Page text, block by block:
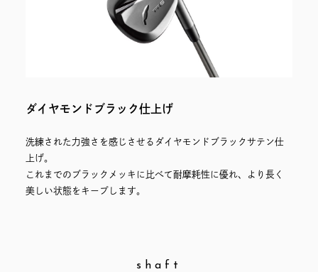
ダイヤモンドブラック仕上げ
洗練された力強さを感じさせるダイヤモンドブラックサテン仕
上げ。
これまでのブラックメッキに比べて耐摩耗性に優れ、より長く
美しい状態をキープします。
shaft